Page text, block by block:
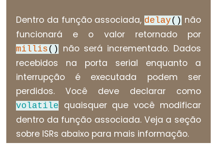
string
String()
unsigned
char
unsigned
long
void
word
Dentro da função associada, delay () não
funcionará e o valor retornado por
millis ()
não será incrementado. Dados
recebidos na porta serial enquanto a
interrupção é executada podem ser
perdidos. Você deve declarar como
volatile
quaisquer que você modificar
dentro da função associada. Veja a seção
sobre ISRs abaixo para mais informação.